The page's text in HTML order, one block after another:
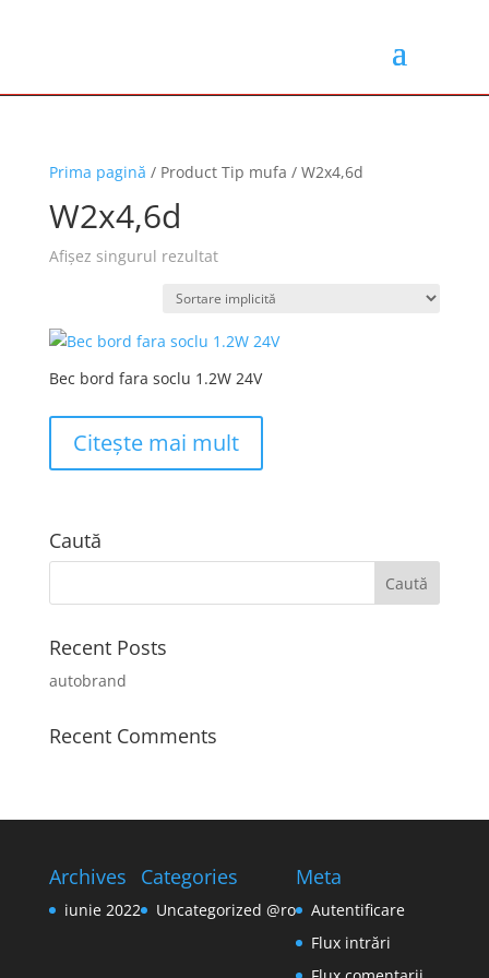
Prima pagină / Product Tip mufa / W2x4,6d
W2x4,6d
Afișez singurul rezultat
Bec bord fara soclu 1.2W 24V
Citește mai mult
Caută
Recent Posts
autobrand
Recent Comments
Archives
iunie 2022
Categories
Uncategorized @ro
Meta
Autentificare
Flux intrări